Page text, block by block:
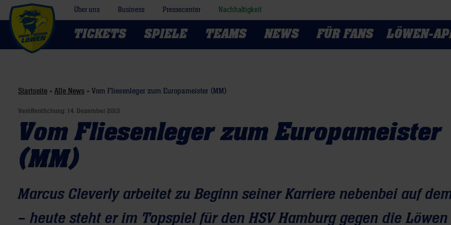
Über uns Business Pressecenter Nachhaltigkeit
TICKETS SPIELE TEAMS NEWS FÜR FANS LÖWEN-
Startseite » Alle News » Vom Fliesenleger zum Europameister (MM)
Veröffentlichung: 14. Dezember 2013
Vom Fliesenleger zum Europameister
(MM)
Marcus Cleverly arbeitet zu Beginn seiner Karriere nebenbei auf
– heute steht er im Topspiel für den HSV Hamburg gegen die